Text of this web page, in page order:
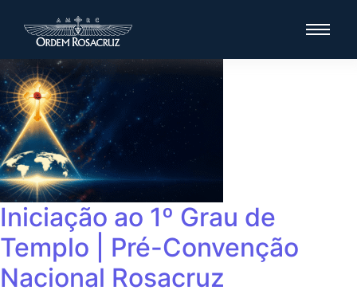
Iniciação ao 1º Grau de
Templo | Pré-Convenção
Nacional Rosacruz